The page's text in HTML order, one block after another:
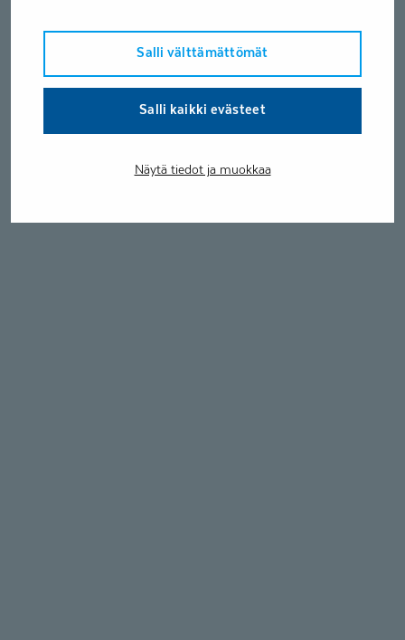
Salli välttämättömät
Salli kaikki evästeet
Näytä tiedot ja muokkaa